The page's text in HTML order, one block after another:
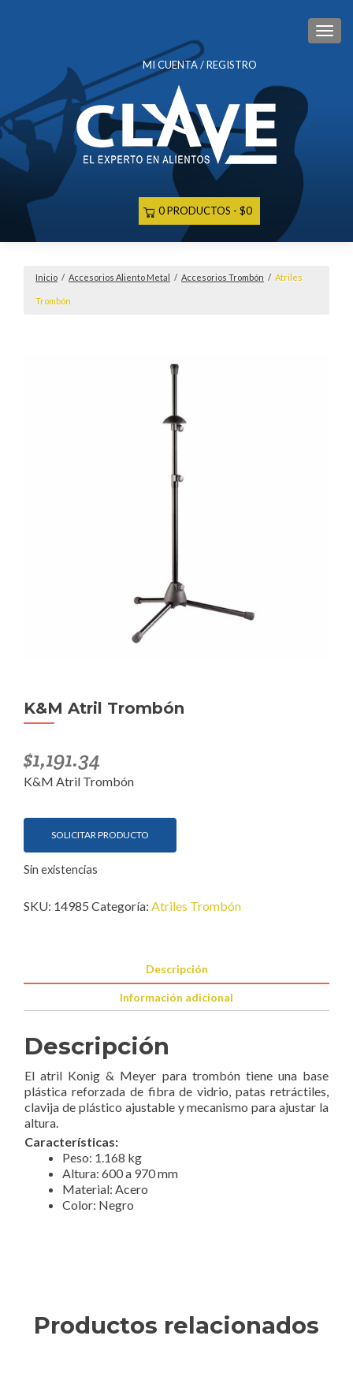
MI CUENTA / REGISTRO
0 PRODUCTOS $0
Inicio / Accesorios Aliento Metal / Accesorios Trombón / Atriles
Trombón
K&M Atril Trombón
$1,191.34
K&M Atril Trombón
SOLICITAR PRODUCTO
Sin existencias
SKU: 14985 Categoría: Atriles Trombón
Descripción
Información adicional
Descripción
El atril Konig & Meyer para trombón tiene una base
plástica reforzada de fibra de vidrio, patas retráctiles,
clavija de plástico ajustable y mecanismo para ajustar la
altura.
Características:
Peso: 1.168 kg
Altura: 600 a 970 mm
Material: Acero
Color: Negro
Productos relacionados